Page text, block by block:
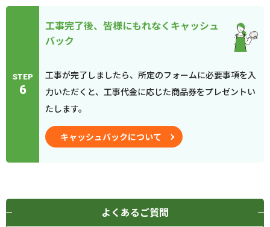
STEP
6
工事完了後、皆様にもれなくキャッシュ
バック
工事が完了しましたら、所定のフォームに必要事項を入
力いただくと、工事代金に応じた商品券をプレゼントい
たします。
キャッシュバックについて
よくあるご質問